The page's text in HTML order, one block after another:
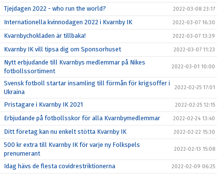
Tjejdagen 2022 - who run the world? 2022-03-08 23:17
Internationella kvinnodagen 2022 i Kvarnby IK 2022-03-07 16:30
Kvarnbychokladen är tillbaka! 2022-03-07 13:29
Kvarnby IK vill tipsa dig om Sponsorhuset 2022-03-07 11:23
Nytt erbjudande till Kvarnbys medlemmar på Nikes
fotbollssortiment
2022-03-01 10:00
Svensk fotboll startar insamling till förmån för krigsoffer i
Ukraina
2022-02-25 17:01
Pristagare i Kvarnby IK 2021 2022-02-25 12:15
Erbjudande på fotbollsskor för alla Kvarnbymedlemmar 2022-02-24 13:40
Ditt företag kan nu enkelt stötta Kvarnby IK 2022-02-22 15:30
500 kr extra till Kvarnby IK för varje ny Folkspels
prenumerant
2022-02-13 15:08
Idag hävs de flesta covidrestriktionerna 2022-02-09 06:25